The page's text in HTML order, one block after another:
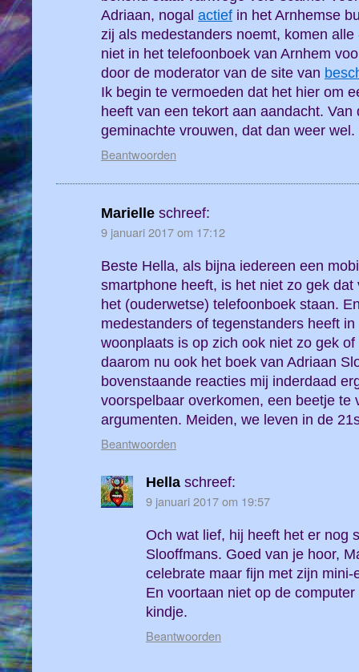
Adriaan, nogal actief in het Arnhemse
zij als medestanders noemt, komen
niet in het telefoonboek van Arnhem
door de moderator van de site van
Ik begin te vermoeden dat het hier om
heeft van een tekort aan aandacht. Van
geminachte vrouwen, dat dan weer wel.
Beantwoorden
Marielle schreef:
9 januari 2017 om 17:12
Beste Hella, als bijna iedereen een
smartphone heeft, is het niet zo gek
het (ouderwetse) telefoonboek staan.
medestanders of tegenstanders heeft
woonplaats is op zich ook niet zo gek
daarom nu ook het boek van Adriaan
bovenstaande reacties mij inderdaad
voorspelbaar overkomen, een beetje te
argumenten. Meiden, we leven in de
Beantwoorden
Hella schreef:
9 januari 2017 om 19:57
Och wat lief, hij heeft het er nog
Slooffmans. Goed van je hoor,
celebrate maar fijn met zijn mini-
En voortaan niet op de
kindje.
Beantwoorden